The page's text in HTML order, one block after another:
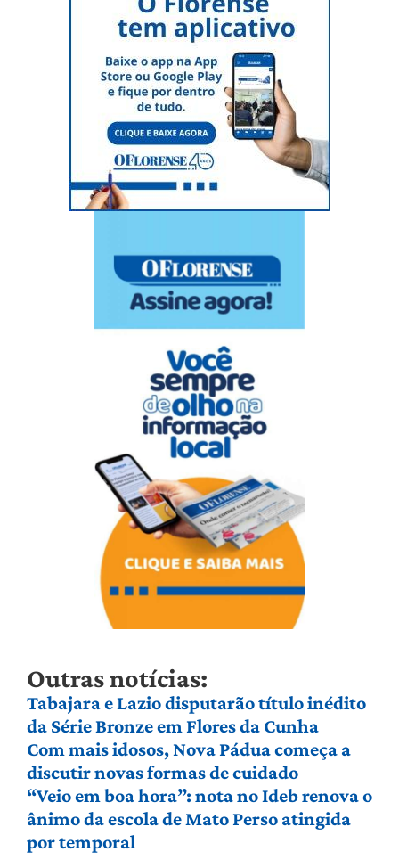
Outras notícias:
Tabajara e Lazio disputarão título inédito
da Série Bronze em Flores da Cunha
Com mais idosos, Nova Pádua começa a
discutir novas formas de cuidado
“Veio em boa hora”: nota no Ideb renova o
ânimo da escola de Mato Perso atingida
por temporal